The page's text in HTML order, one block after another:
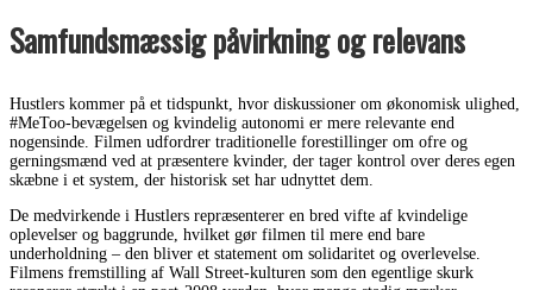
Samfundsmæssig påvirkning og relevans
Hustlers kommer på et tidspunkt, hvor diskussioner om økonomisk ulighed,
#MeToo-bevægelsen og kvindelig autonomi er mere relevante end
nogensinde. Filmen udfordrer traditionelle forestillinger om ofre og
gerningsmænd ved at præsentere kvinder, der tager kontrol over deres egen
skæbne i et system, der historisk set har udnyttet dem.
De medvirkende i Hustlers repræsenterer en bred vifte af kvindelige
oplevelser og baggrunde, hvilket gør filmen til mere end bare
underholdning – den bliver et statement om solidaritet og overlevelse.
Filmens fremstilling af Wall Street-kulturen som den egentlige skurk